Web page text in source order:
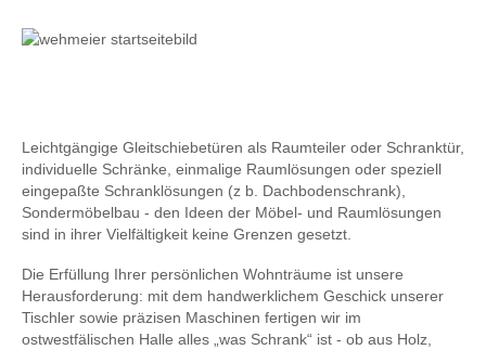
Leichtgängige Gleitschiebetüren als Raumteiler oder Schranktür,
individuelle Schränke, einmalige Raumlösungen oder speziell
eingepaßte Schranklösungen (z b. Dachbodenschrank),
Sondermöbelbau - den Ideen der Möbel- und Raumlösungen
sind in ihrer Vielfältigkeit keine Grenzen gesetzt.
Die Erfüllung Ihrer persönlichen Wohnträume ist unsere
Herausforderung: mit dem handwerklichem Geschick unserer
Tischler sowie präzisen Maschinen fertigen wir im
ostwestfälischen Halle alles „was Schrank“ ist - ob aus Holz,